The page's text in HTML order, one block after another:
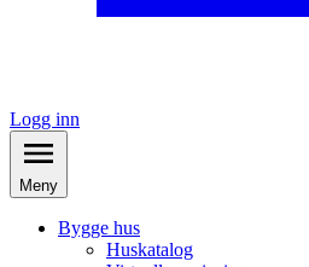
Logg inn
Meny
Bygge hus
Huskatalog